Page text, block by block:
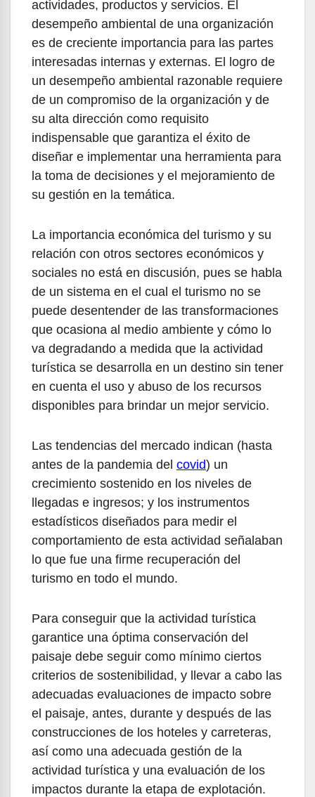
actividades, productos y servicios. El
desempeño ambiental de una organización
es de creciente importancia para las partes
interesadas internas y externas. El logro de
un desempeño ambiental razonable requiere
de un compromiso de la organización y de
su alta dirección como requisito
indispensable que garantiza el éxito de
diseñar e implementar una herramienta para
la toma de decisiones y el mejoramiento de
su gestión en la temática.
La importancia económica del turismo y su
relación con otros sectores económicos y
sociales no está en discusión, pues se habla
de un sistema en el cual el turismo no se
puede desentender de las transformaciones
que ocasiona al medio ambiente y cómo lo
va degradando a medida que la actividad
turística se desarrolla en un destino sin tener
en cuenta el uso y abuso de los recursos
disponibles para brindar un mejor servicio.
Las tendencias del mercado indican (hasta
antes de la pandemia del covid) un
crecimiento sostenido en los niveles de
llegadas e ingresos; y los instrumentos
estadísticos diseñados para medir el
comportamiento de esta actividad señalaban
lo que fue una firme recuperación del
turismo en todo el mundo.
Para conseguir que la actividad turística
garantice una óptima conservación del
paisaje debe seguir como mínimo ciertos
criterios de sostenibilidad, y llevar a cabo las
adecuadas evaluaciones de impacto sobre
el paisaje, antes, durante y después de las
construcciones de los hoteles y carreteras,
así como una adecuada gestión de la
actividad turística y una evaluación de los
impactos durante la etapa de explotación.